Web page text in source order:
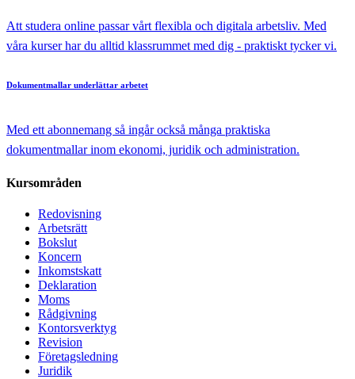
Att studera online passar vårt flexibla och digitala arbetsliv. Med
våra kurser har du alltid klassrummet med dig - praktiskt tycker vi.
Dokumentmallar underlättar arbetet
Med ett abonnemang så ingår också många praktiska
dokumentmallar inom ekonomi, juridik och administration.
Kursområden
Redovisning
Arbetsrätt
Bokslut
Koncern
Inkomstskatt
Deklaration
Moms
Rådgivning
Kontorsverktyg
Revision
Företagsledning
Juridik